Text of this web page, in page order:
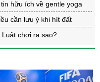
hữu ích về gentle yoga
cần lưu ý khi hít đất
chơi ra sao?